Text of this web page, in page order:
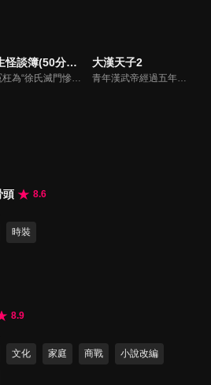
長生怪談簿(50分鐘版)
被冤枉為“徐氏滅門慘案”兇手的主人公在多年後深陷倖存者的複仇圈套，成功說服其共同對抗真兇，並找出真相的故事。整個故事發生在一個荒山客棧，眾人鬥智斗勇，一步步揭開每個人的秘密，還原案件本來面目。
大漢天子2
青年漢武帝經過五年執政，平息後宮勢力、抗拒外患入侵、粉碎政變陰謀，坐穩了皇帝寶座，正是開展雄才大略之時。能臣汲黯受到賞識，並引薦另一位奇才主父偃，漢武帝視其張固再世，委以重任。國力強盛使漢武帝屢屢北伐外族，只是規模巨大的戰爭使漢室逐漸捉襟見肘，諸侯勢力蠢蠢欲動。
頭
8.6
時裝
8.9
文化 家庭 商戰 小說改編